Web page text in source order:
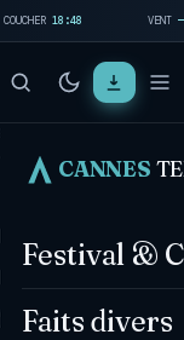
COUCHER18:48 VENT —
CANNES
Festival &
Faits divers
LES ALPES-
LES…
Alpes-
et